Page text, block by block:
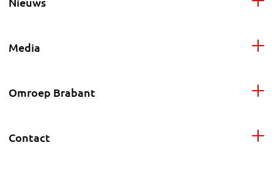
Media
Omroep Brabant
Contact